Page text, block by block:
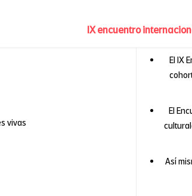
IX encuentro
El IX
El
Así